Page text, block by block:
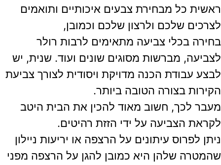
ראשית כל מבחירת צבעים איכותיים ותואמים
לצרכים שלכם ולרצון שלכם וכמובן,
בחירה בכלי צביעה מתאימים לרבות רולר
לצביעה, מברשות מסוגים שונים ועוד. שנית, יש
לבצע עבודת הכנה מדויקת ויסודית לצורך צביעת
הקירות בצורה הטובה ביותר.
מעבר לכך, חשוב מאוד להכין את הבית היטב
לקראת הצביעה על ידי הזזת רהיטים.
ניתן לפרוס עיתונים על הרצפה או יריעות ניילון
שהמטרה שלהן היא כמובן להגן על הרצפה מפני